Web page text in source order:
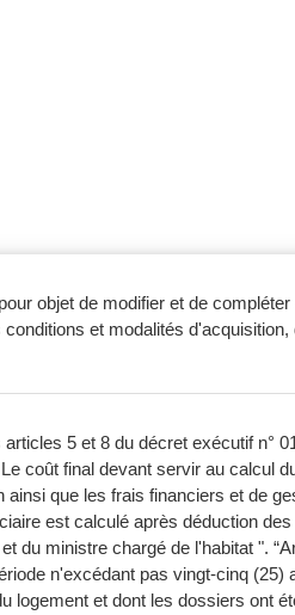
objet de modifier et de
et modalités
5 et 8 du décret exécutif n°
coût final devant servir au calcul
ainsi que les frais financiers et de
est calculé après déduction
du ministre chargé de l'habitat ".
n'excédant pas vingt-cinq
logement et dont les dossiers ont